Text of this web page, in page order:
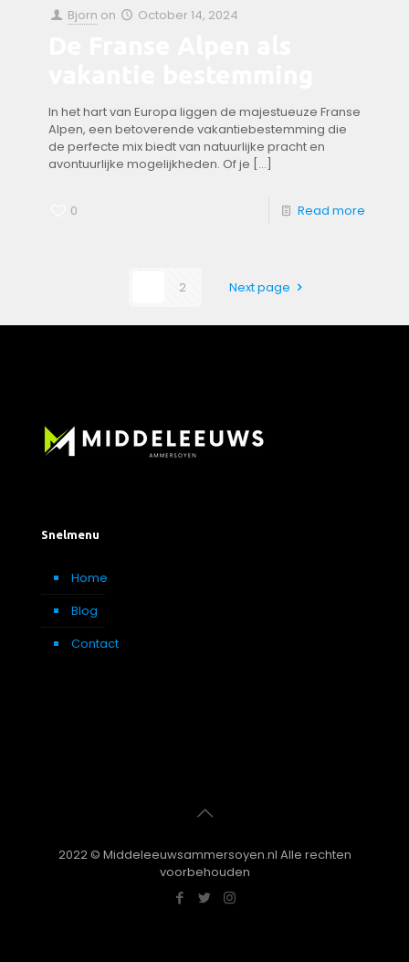
Bjorn on October 14, 2024
In het hart van Europa liggen de ​majestueuze Franse
Alpen, ‍een betoverende ⁤vakantiebestemming⁤ die
de perfecte ⁢mix biedt van natuurlijke ⁢pracht en
avontuurlijke mogelijkheden. Of je […]
0 Read more
2 Next page
Snelmenu
Home
Blog
Contact
2022 © Middeleeuwsammersoyen.nl Alle rechten
voorbehouden